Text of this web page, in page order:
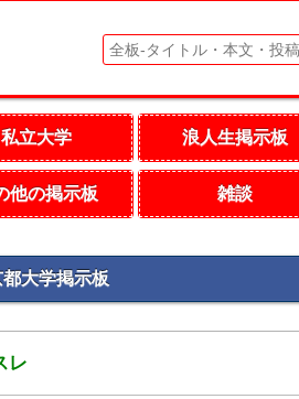
私立大学 浪人生掲示板
他の掲示板 雑談
大学掲示板
レ